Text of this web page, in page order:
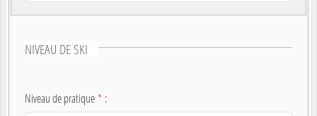
NIVEAU DE SKI
Niveau de pratique* :